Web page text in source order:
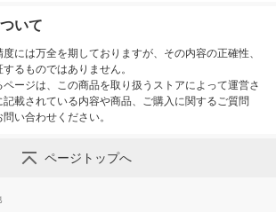
いて
には万全を期しておりますが、その内容の正確性、
るものではありません。
ージは、この商品を取り扱うストアによって運営さ
載されている内容や商品、ご購入に関するご質問
い合わせください。
ページトップへ